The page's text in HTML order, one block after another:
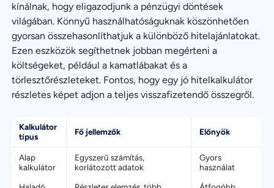
kínálnak, hogy eligazodjunk a pénzügyi döntések
világában. Könnyű használhatóságuknak köszönhetően
gyorsan összehasonlíthatjuk a különböző hitelajánlatokat.
Ezen eszközök segíthetnek jobban megérteni a
költségeket, például a kamatlábakat és a
törlesztőrészleteket. Fontos, hogy egy jó hitelkalkulátor
részletes képet adjon a teljes visszafizetendő összegről.
Kalkulátor
típus
Fő jellemzők Előnyök
Alap
kalkulátor
Egyszerű számítás,
korlátozott adatok
Gyors
használat